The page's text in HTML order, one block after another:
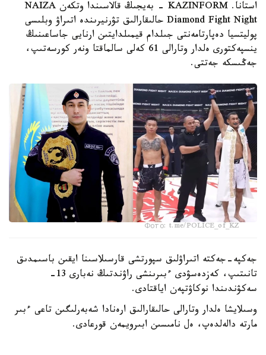
استانا. KAZINFORM - بەيجىڭ قالاسىندا وتكەن NAIZA
Diamond Fight Night حالىقارالىق تۋرنيرىندە اتىراۋ وبلىسى
پوليتسيا دەپارتامەنتى جىلدام قيمىلدايتىن ارنايى جاساعىنىڭ
ينسپەكتورى ەلدار وتارالى 61 كەلى سالماقتا ونەر كورسەتىپ،
جەڭىسكە جەتتى.
Фото: t.me/POLICE_of_KZ
جەكپە-جەكتە اتىراۋلىق سپورتشى قارسىلاسىنا ايقىن باسىمدىق
تانىتىپ، كەزدەسۋدى ءبىرىنشى راۋندتىڭ نەبارى 13-
سەكۋندىندا نوكاۋتپەن اياقتادى.
وسىلايشا ەلدار وتارالى حالىقارالىق ارەنادا شەبەرلىگىن تاعى ءبىر
مارتە دالەلدەپ، ەل نامىسىن ابىرويمەن قورعادى.